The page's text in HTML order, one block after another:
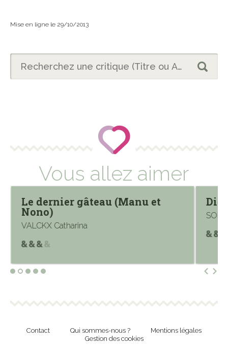
Mise en ligne le 29/10/2013
Vous allez aimer
Le dernier gâteau (Manu et
Nono)
VALCKX Catharina
Contact Qui sommes-nous ?
Mentions légales
Gestion des cookies